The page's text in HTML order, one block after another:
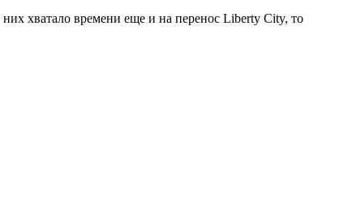
хватало времени еще и на перенос Liberty City, то